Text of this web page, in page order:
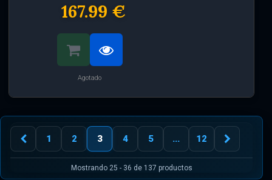
167.99 €
Agotado
1 2 3 4 5 ... 12
Mostrando 25 - 36 de 137 productos